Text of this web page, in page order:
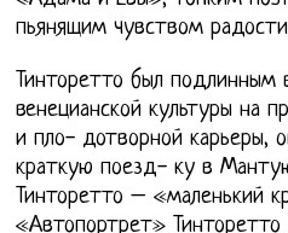
пьянящим чувством
Тинторетто был подлинным
венецианской культуры на
и пло- дотворной карьеры,
краткую поезд- ку в
Тинторетто – «маленький
«Автопортрет» Тинторетто